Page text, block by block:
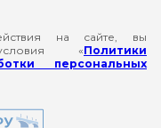
на сайте, вы
«Политики
персональных